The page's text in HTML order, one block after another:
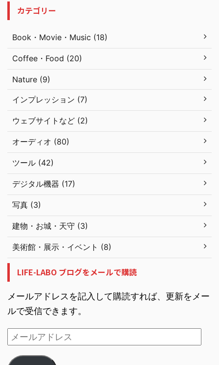
カテゴリー
Book・Movie・Music (18)
Coffee・Food (20)
Nature (9)
インプレッション (7)
ウェブサイトなど (2)
オーディオ (80)
ツール (42)
デジタル機器 (17)
写真 (3)
建物・お城・天守 (3)
美術館・展示・イベント (8)
LIFE-LABO ブログをメールで購読
メールアドレスを記入して購読すれば、更新をメー
ルで受信できます。